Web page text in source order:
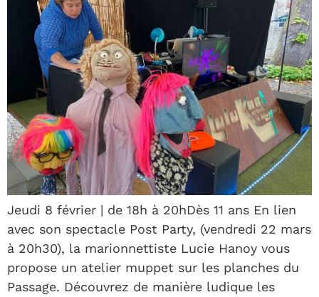
Jeudi 8 février | de 18h à 20hDès 11 ans En lien
avec son spectacle Post Party, (vendredi 22 mars
à 20h30), la marionnettiste Lucie Hanoy vous
propose un atelier muppet sur les planches du
Passage. Découvrez de manière ludique les